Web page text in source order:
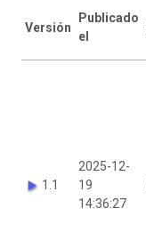
Versión
Publicado
el
1.1
2025-12-
19
14:36:27